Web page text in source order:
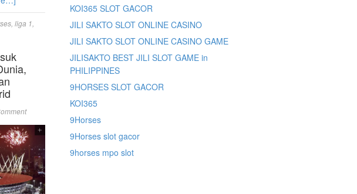
,liga 1,
KOI365 SLOT GACOR
JILI SAKTO SLOT ONLINE CASINO
JILI SAKTO SLOT ONLINE CASINO GAME
JILISAKTO BEST JILI SLOT GAME in
PHILIPPINES
9HORSES SLOT GACOR
KOI365
9Horses
9Horses slot gacor
9horses mpo slot